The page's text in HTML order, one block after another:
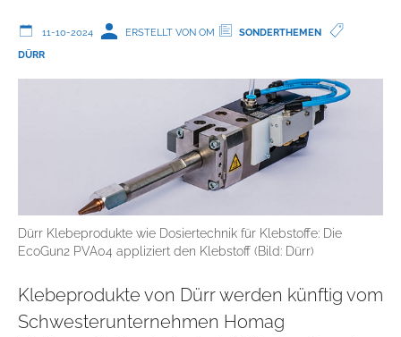
11-10-2024 ERSTELLT VON OM
SONDERTHEMEN
DÜRR
Dürr Klebeprodukte wie Dosiertechnik für Klebstoffe: Die
EcoGun2 PVA04 appliziert den Klebstoff (Bild: Dürr)
Klebeprodukte von Dürr werden künftig vom
Schwesterunternehmen Homag